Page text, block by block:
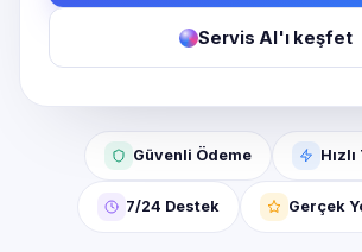
Servis AI'ı keşfet
Güvenli Ödeme
7/24 Destek Gerçek